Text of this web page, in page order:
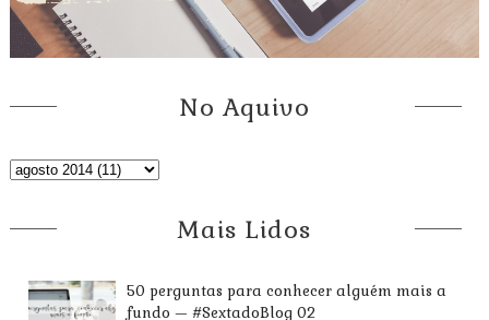
No Aquivo
Mais Lidos
50 perguntas para conhecer alguém mais a
fundo — #SextadoBlog 02